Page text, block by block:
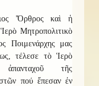
Ὄρθρος καὶ ἡ
Μητροπολιτικὸ
Ποιμενάρχης μας
τέλεσε τὸ Ἱερὸ
τῆς
πού ἔπεσαν ἐν